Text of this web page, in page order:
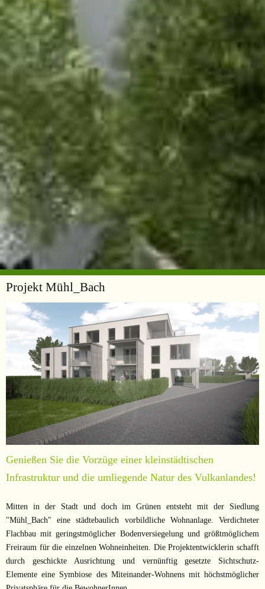
Projekt Mühl_Bach
Genießen Sie die Vorzüge einer kleinstädtischen
Infrastruktur und die umliegende Natur des Vulkanlandes!
Mitten in der Stadt und doch im Grünen entsteht mit der Siedlung
"Mühl_Bach" eine städtebaulich vorbildliche Wohnanlage. Verdichteter
Flachbau mit geringstmöglicher Bodenversiegelung und größtmöglichem
Freiraum für die einzelnen Wohneinheiten. Die Projektentwicklerin schafft
durch geschickte Ausrichtung und vernünftig gesetzte Sichtschutz-
Elemente eine Symbiose des Miteinander-Wohnens mit höchstmöglicher